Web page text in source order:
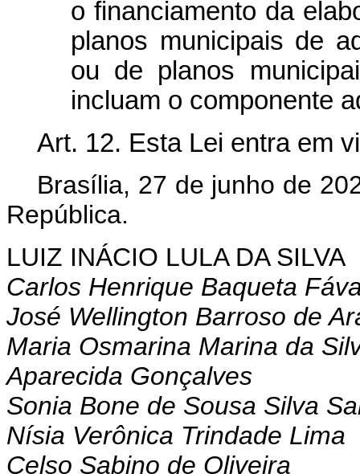
o financiamento da
planos municipais de
ou de planos
incluam o componente
Art. 12. Esta Lei entra em
Brasília, 27 de junho de
República.
LUIZ INÁCIO LULA DA SILVA
Carlos Henrique Baqueta
José Wellington Barroso de
Maria Osmarina Marina da
Aparecida Gonçalves
Sonia Bone de Sousa Silva
Nísia Verônica Trindade Lima
Celso Sabino de Oliveira